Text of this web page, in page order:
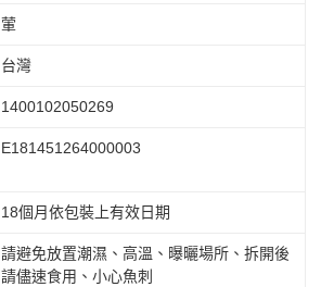
葷
台灣
1400102050269
E181451264000003
18個月依包裝上有效日期
請避免放置潮濕、高溫、曝曬場所、拆開後
請儘速食用、小心魚刺